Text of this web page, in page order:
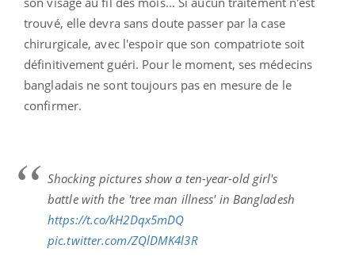
trouvé, elle devra sans doute passer par la case
chirurgicale, avec l'espoir que son compatriote soit
définitivement guéri. Pour le moment, ses médecins
bangladais ne sont toujours pas en mesure de le
confirmer.
Shocking pictures show a ten-year-old girl's
battle with the 'tree man illness' in Bangladesh
https://t.co/kH2Dqx5mDQ
pic.twitter.com/ZQlDMK4l3R